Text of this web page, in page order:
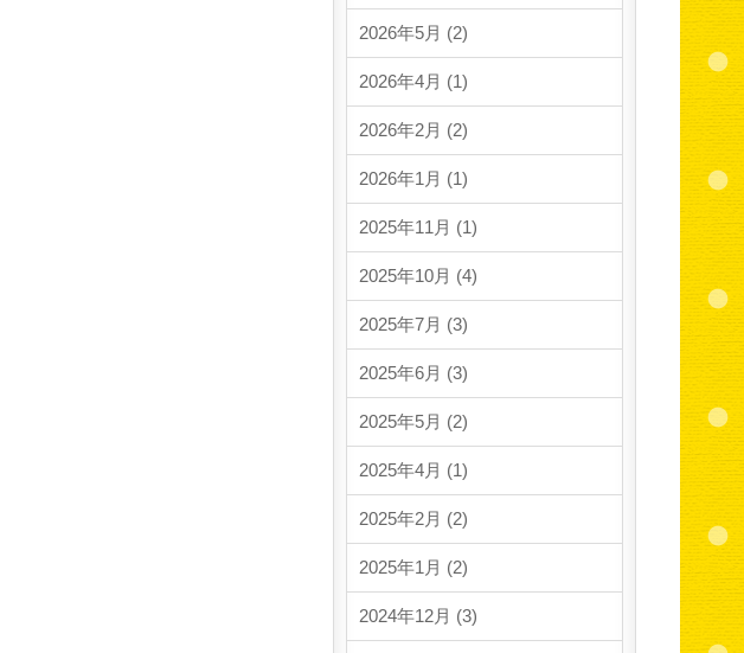
2026年5月 (2)
2026年4月 (1)
2026年2月 (2)
2026年1月 (1)
2025年11月 (1)
2025年10月 (4)
2025年7月 (3)
2025年6月 (3)
2025年5月 (2)
2025年4月 (1)
2025年2月 (2)
2025年1月 (2)
2024年12月 (3)